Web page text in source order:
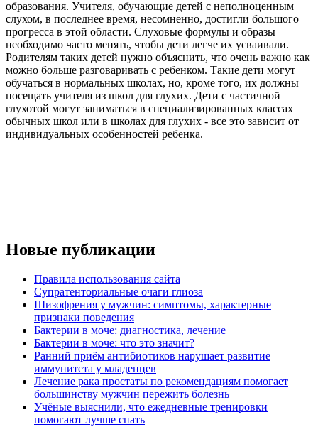
образования. Учителя, обучающие детей с неполноценным
слухом, в последнее время, несомненно, достигли большого
прогресса в этой области. Слуховые формулы и образы
необходимо часто менять, чтобы дети легче их усваивали.
Родителям таких детей нужно объяснить, что очень важно как
можно больше разговаривать с ребенком. Такие дети могут
обучаться в нормальных школах, но, кроме того, их должны
посещать учителя из школ для глухих. Дети с частичной
глухотой могут заниматься в специализированных классах
обычных школ или в школах для глухих - все это зависит от
индивидуальных особенностей ребенка.
Новые публикации
Правила использования сайта
Супратенториальные очаги глиоза
Шизофрения у мужчин: симптомы, характерные
признаки поведения
Бактерии в моче: диагностика, лечение
Бактерии в моче: что это значит?
Ранний приём антибиотиков нарушает развитие
иммунитета у младенцев
Лечение рака простаты по рекомендациям помогает
большинству мужчин пережить болезнь
Учёные выяснили, что ежедневные тренировки
помогают лучше спать